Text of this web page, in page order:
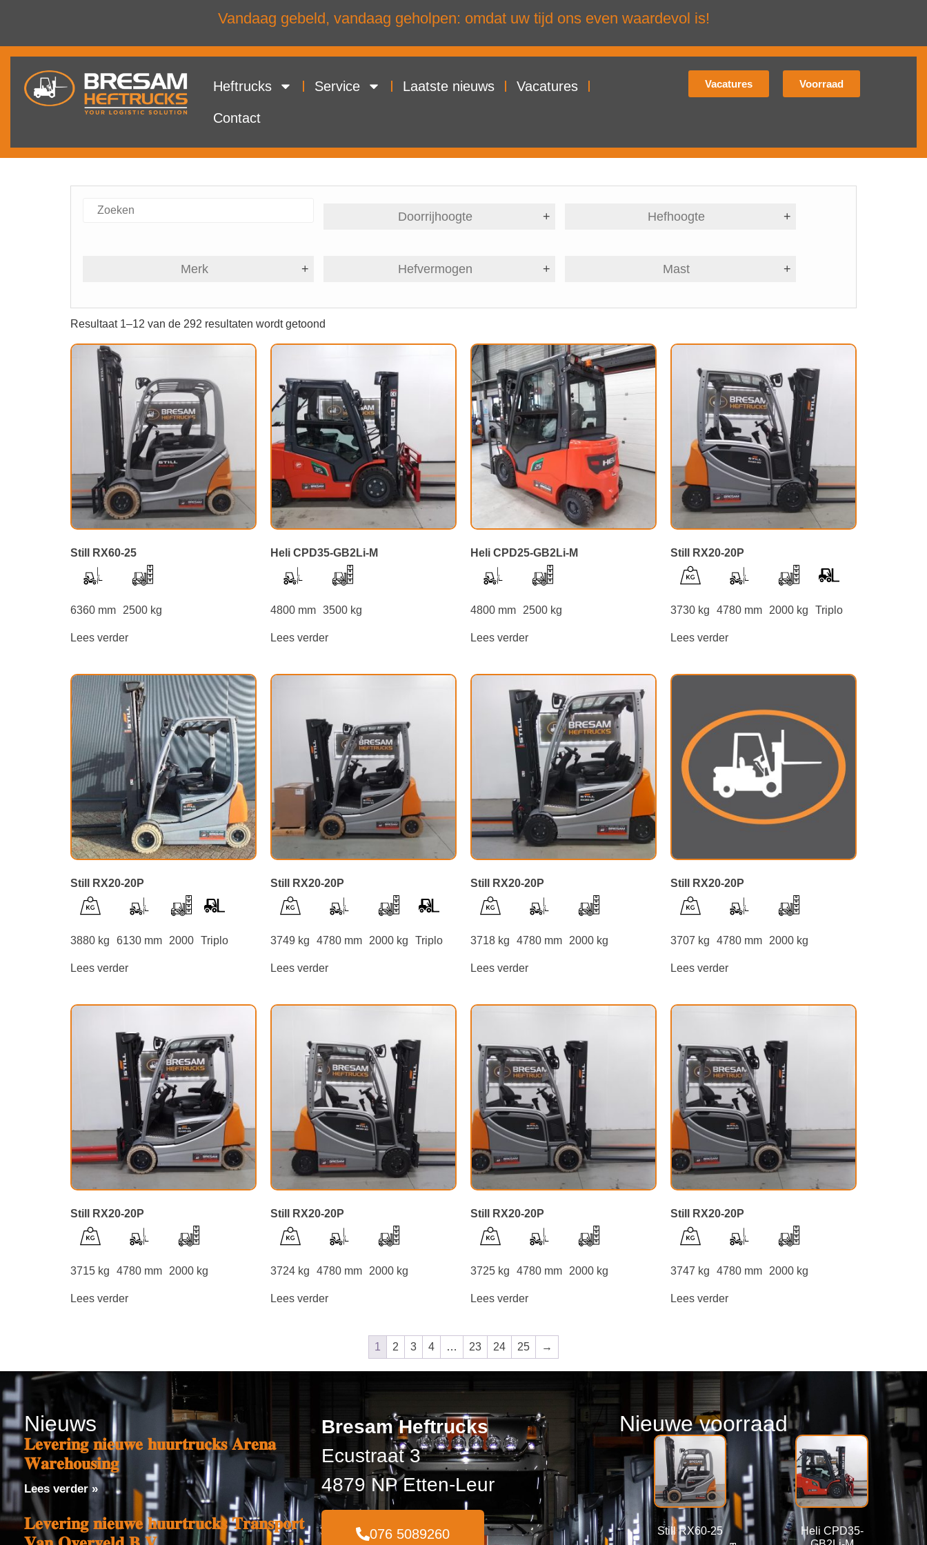
Vandaag gebeld, vandaag geholpen: omdat uw tijd ons even waardevol is!
Heftrucks Service Laatste nieuws Vacatures
Contact
Vacatures Voorraad
Doorrijhoogte + Hefhoogte +
Merk + Hefvermogen + Mast +
Resultaat 1–12 van de 292 resultaten wordt getoond
Still RX60-25
6360 mm 2500 kg
Lees verder
Heli CPD35-GB2Li-M
4800 mm 3500 kg
Lees verder
Heli CPD25-GB2Li-M
4800 mm 2500 kg
Lees verder
Still RX20-20P
3730 kg 4780 mm 2000 kg Triplo
Lees verder
Still RX20-20P
3880 kg 6130 mm 2000 Triplo
Lees verder
Still RX20-20P
3749 kg 4780 mm 2000 kg Triplo
Lees verder
Still RX20-20P
3718 kg 4780 mm 2000 kg
Lees verder
Still RX20-20P
3707 kg 4780 mm 2000 kg
Lees verder
Still RX20-20P
3715 kg 4780 mm 2000 kg
Lees verder
Still RX20-20P
3724 kg 4780 mm 2000 kg
Lees verder
Still RX20-20P
3725 kg 4780 mm 2000 kg
Lees verder
Still RX20-20P
3747 kg 4780 mm 2000 kg
Lees verder
1 2 3 4 … 23 24 25 →
Nieuws
𝐋𝐞𝐯𝐞𝐫𝐢𝐧𝐠 𝐧𝐢𝐞𝐮𝐰𝐞 𝐡𝐮𝐮𝐫𝐭𝐫𝐮𝐜𝐤𝐬 𝐀𝐫𝐞𝐧𝐚
𝐖𝐚𝐫𝐞𝐡𝐨𝐮𝐬𝐢𝐧𝐠
Lees verder »
𝐋𝐞𝐯𝐞𝐫𝐢𝐧𝐠 𝐧𝐢𝐞𝐮𝐰𝐞 𝐡𝐮𝐮𝐫𝐭𝐫𝐮𝐜𝐤𝐬 𝐓𝐫𝐚𝐧𝐬𝐩𝐨𝐫𝐭
Bresam Heftrucks
Ecustraat 3
4879 NP Etten-Leur
076 5089260
Nieuwe voorraad
Still RX60-25
Heli CPD35-